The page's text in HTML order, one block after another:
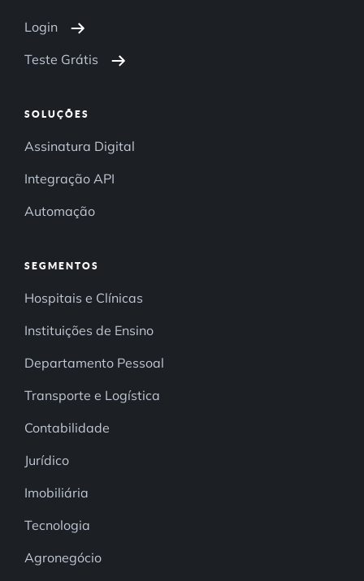
Login
Teste Grátis
SOLUÇÕES
Assinatura Digital
Integração API
Automação
SEGMENTOS
Hospitais e Clínicas
Instituições de Ensino
Departamento Pessoal
Transporte e Logística
Contabilidade
Jurídico
Imobiliária
Tecnologia
Agronegócio